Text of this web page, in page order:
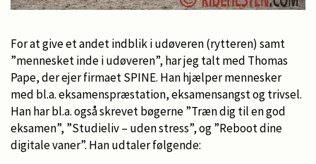
For at give et andet indblik i udøveren (rytteren) samt
”mennesket inde i udøveren”, har jeg talt med Thomas
Pape, der ejer firmaet SPINE. Han hjælper mennesker
med bl.a. eksamenspræstation, eksamensangst og trivsel.
Han har bl.a. også skrevet bøgerne ”Træn dig til en god
eksamen”, ”Studieliv – uden stress”, og ”Reboot dine
digitale vaner”. Han udtaler følgende: